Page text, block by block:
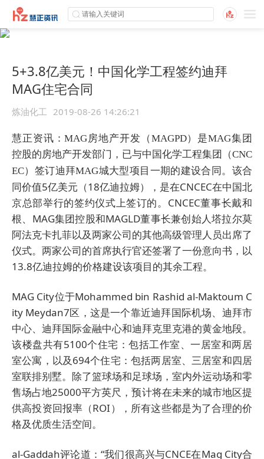
5+3.8亿美元！中国化学工程签约迪拜
MAG住宅合同
炼油化工 2019-08-26 14:26:21
慧正资讯：MAG房地产开发（MAGPD）是MAG集 团
控股的房地产开发部门，已与中国化学工程集团（CNC
EC）签订迪拜MAG城大型项目一期的建设合同。 该合
同价值5亿美元（18亿迪拉姆），是在CNCEC在中国北
京总部举行的签约仪式上签订的。CNCEC董事长戴和
根、 MAG集团控股和MAGLD董事长兼创始人塔拉尔莫
阿法克卡扎菲以及两家公司的其他高级管理人员出席了
仪式。 两家公司的首席执行官还签署了一份意向书，以
13.8亿迪拉姆的价格建设该项目的其余工程。
MAG City位于Mohammed bin Rashid al-Maktoum C
ity Meydan7区，这是一个靠近迪拜国际机场、迪拜市
中心、迪拜国际金融中心和迪拜克里克港的黄金地段。
该楼盘共有5100个住宅：包括工作室、一居室和两居
室公寓，以及694个住宅： 包括两居室、三居室和四居
室联排别墅。 除了篮球场和足球场，室内外运动场和零
售场占地25000平方英尺，预计将在未来的城市地区提
供高投资回报率（ROI）， 所有这些都是为了合理的价
格及优质生活空间。
al-Gaddah评论道：“我们很高兴与CNCE在Mag City合